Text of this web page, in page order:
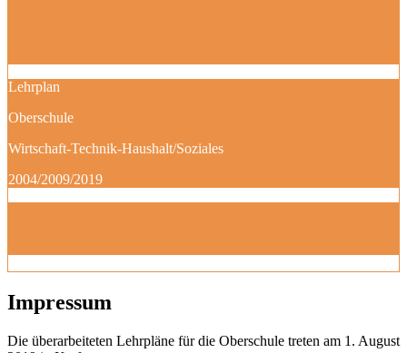
Lehrplan
Oberschule
Wirtschaft-Technik-Haushalt/Soziales
2004/2009/2019
Impressum
Die überarbeiteten Lehrpläne für die Oberschule treten am 1. August